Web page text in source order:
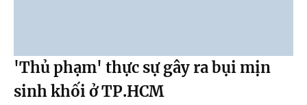
'Thủ phạm' thực sự gây ra bụi mịn
sinh khối ở TP.HCM